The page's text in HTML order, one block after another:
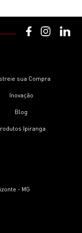
sua Compra
Inovação
Blog
Ipiranga
- MG